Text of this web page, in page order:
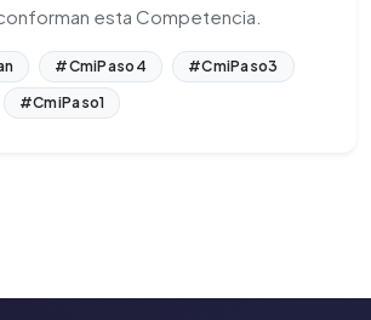
esta Competencia.
#CmiPaso4
#CmiPaso3
#CmiPaso1